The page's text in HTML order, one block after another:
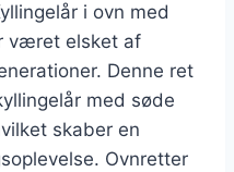
i ovn med
været elsket af
Denne ret
med søde
skaber en
Ovnretter